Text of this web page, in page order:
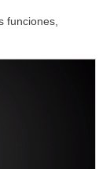
funciones,